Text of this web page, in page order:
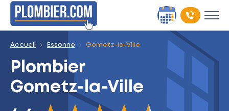
Accueil Essonne Gometz-la-Ville
Plombier
Gometz-la-Ville
The rating of this product is 4.6out of 5